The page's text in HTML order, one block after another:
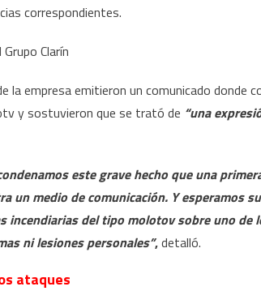
correspondientes.
Clarín
la empresa emitieron un comunicado donde
y sostuvieron que se trató de “una
este grave hecho que una
un medio de comunicación. Y esperamos
incendiarias del tipo molotov sobre uno de
ni lesiones personales”,detalló.
ataques